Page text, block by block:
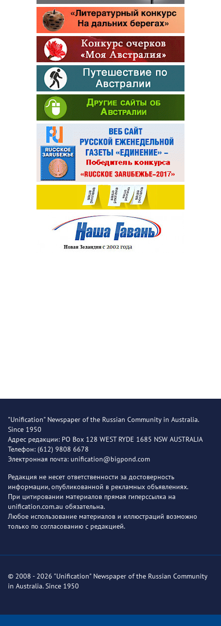
"Unification" Newspaper of the Russian Community in Australia.
Since 1950
Адрес редакции: PO Box 128 WEST RYDE 1685 NSW AUSTRALIA
Телефон: (612) 9808 6678
Электронная почта: unification@bigpond.com
Редакция не несет ответственности за достоверность
информации, опубликованной в рекламных объявлениях.
При цитировании материалов прямая гиперссылка на
unification.com.au обязательна.
Любое использование материалов и иллюстраций возможно
только по согласованию с редакцией.
© 2008 - 2026 "Unification" Newspaper of the Russian Community
in Australia. Since 1950